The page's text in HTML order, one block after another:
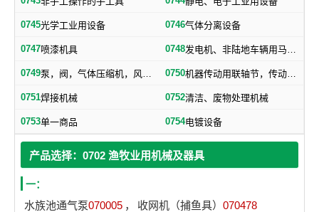
0745光学工业用设备 0746气体分离设备
0747喷漆机具 0748 发电机、非陆地车辆用马达和引擎及其零部件
0749 泵，阀，气体压缩机，风机，，液压元件，气动元件 0750 机器传动用联轴节，传动带及其他机器零部件
0751焊接机械 0752清洁、废物处理机械
0753单一商品 0754电镀设备
产品选择：0702 渔牧业用机械及器具
一：
水族池通气泵070005 ， 收网机（捕鱼具） 070478